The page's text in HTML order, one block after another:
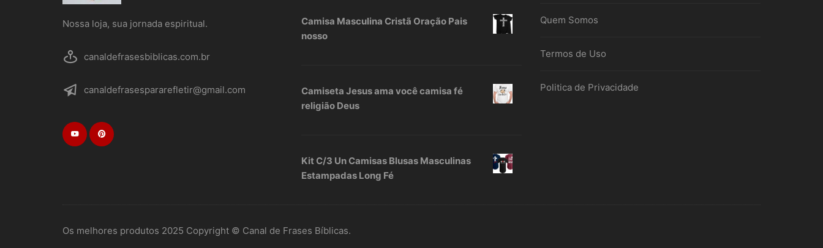
Nossa loja, sua jornada espiritual.
canaldefrasesbiblicas.com.br
canaldefrasespararefletir@gmail.com
Camisa Masculina Cristã Oração Pais
nosso
Camiseta Jesus ama você camisa fé
religião Deus
Kit C/3 Un Camisas Blusas Masculinas
Estampadas Long Fé
Quem Somos
Termos de Uso
Politica de Privacidade
Os melhores produtos 2025 Copyright © Canal de Frases Bíblicas.